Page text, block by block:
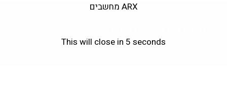
Products
> זכרונות > זכרונות למחשב נייח >
ARX מחשבים
This will close in 4 seconds